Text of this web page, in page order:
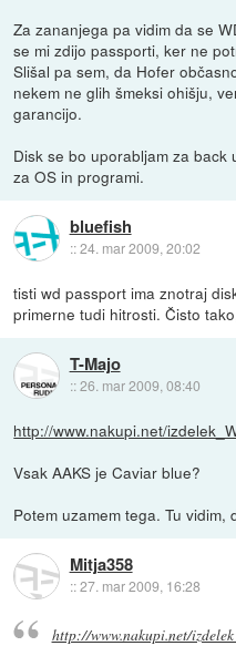
Za zananjega pa vidim da se
se mi zdijo passporti, ker ne
Slišal pa sem, da Hofer
nekem ne glih šmeksi ohišju,
garancijo.
Disk se bo uporabljam za
za OS in programi.
bluefish
::24. mar 2009, 20:02
tisti wd passport ima znotraj
primerne tudi hitrosti. Čisto
T-Majo
::26. mar 2009, 08:40
http://www.nakupi.net/
Vsak AAKS je Caviar blue?
Potem uzamem tega. Tu vidim,
Mitja358
::27. mar 2009, 16:28
http://www.nakupi.net/